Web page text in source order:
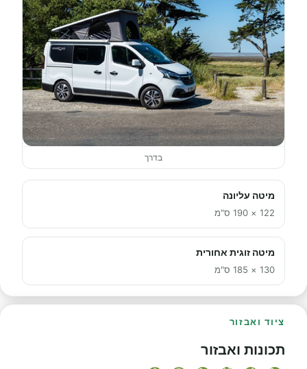
בדרך
מיטה עליונה
122 × 190 ס"מ
מיטה זוגית אחורית
130 × 185 ס"מ
ציוד ואבזור
תכונות ואבזור